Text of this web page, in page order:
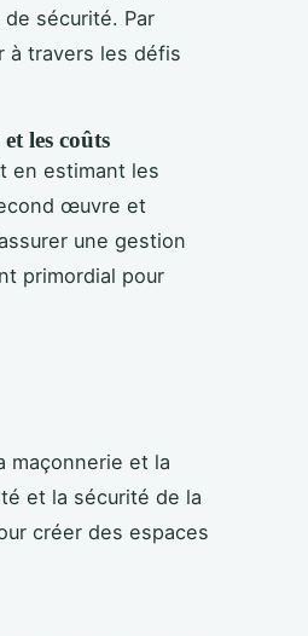
sécurité. Par
à travers les défis
les coûts
en estimant les
œuvre et
une gestion
primordial pour
maçonnerie et la
et la sécurité de la
créer des espaces